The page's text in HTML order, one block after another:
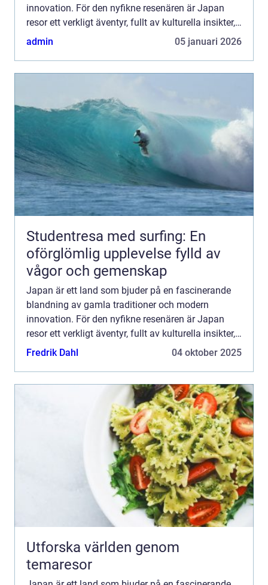
innovation. För den nyfikne resenären är Japan
resor ett verkligt äventyr, fullt av kulturella insikter,
kulinariska upptäck...
admin 05 januari 2026
Studentresa med surfing: En
oförglömlig upplevelse fylld av
vågor och gemenskap
Japan är ett land som bjuder på en fascinerande
blandning av gamla traditioner och modern
innovation. För den nyfikne resenären är Japan
resor ett verkligt äventyr, fullt av kulturella insikter,
kulinariska upptäck...
Fredrik Dahl 04 oktober 2025
Utforska världen genom
temaresor